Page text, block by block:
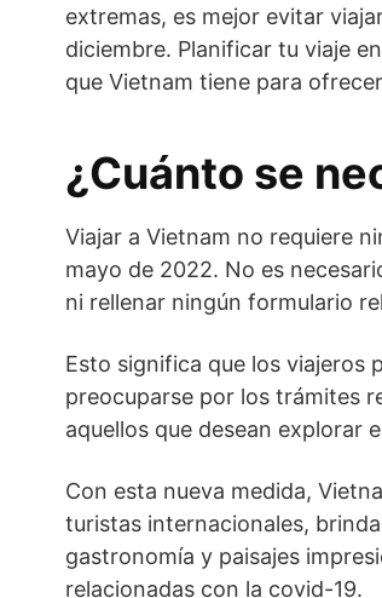
extremas, es mejor evitar
diciembre. Planificar tu viaje
que Vietnam tiene para
¿Cuánto se
Viajar a Vietnam no requiere
mayo de 2022. No es
ni rellenar ningún formulario
Esto significa que los viajeros
preocuparse por los trámites
aquellos que desean explorar
Con esta nueva medida,
turistas internacionales,
gastronomía y paisajes
relacionadas con la covid-19.